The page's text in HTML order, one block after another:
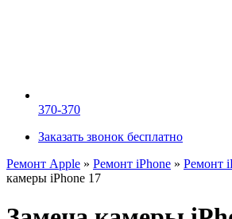
370-370
Заказать звонок бесплатно
Ремонт Apple » Ремонт iPhone » Ремонт
камеры iPhone 17